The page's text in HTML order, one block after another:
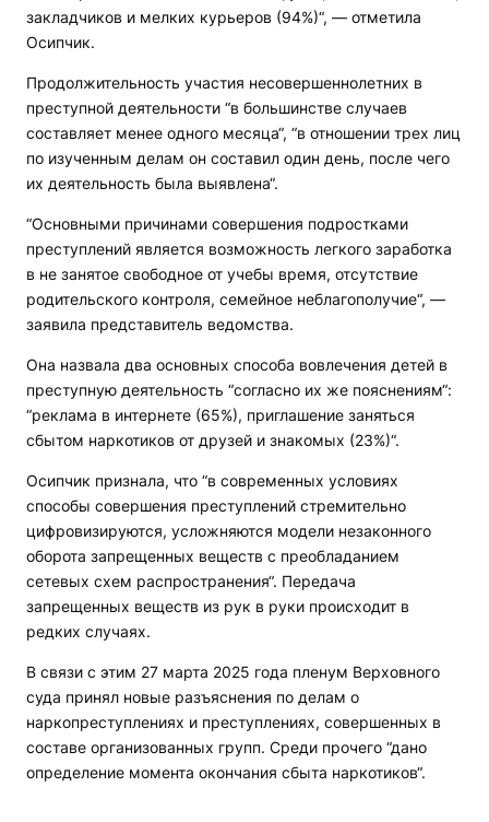
закладчиков и мелких курьеров (94%)“, — отметила
Осипчик.
Продолжительность участия несовершеннолетних в
преступной деятельности “в большинстве случаев
составляет менее одного месяца“, “в отношении трех лиц
по изученным делам он составил один день, после чего
их деятельность была выявлена“.
“Основными причинами совершения подростками
преступлений является возможность легкого заработка
в не занятое свободное от учебы время, отсутствие
родительского контроля, семейное неблагополучие“, —
заявила представитель ведомства.
Она назвала два основных способа вовлечения детей в
преступную деятельность “согласно их же пояснениям“:
“реклама в интернете (65%), приглашение заняться
сбытом наркотиков от друзей и знакомых (23%)“.
Осипчик признала, что “в современных условиях
способы совершения преступлений стремительно
цифровизируются, усложняются модели незаконного
оборота запрещенных веществ с преобладанием
сетевых схем распространения“. Передача
запрещенных веществ из рук в руки происходит в
редких случаях.
В связи с этим 27 марта 2025 года пленум Верховного
суда принял новые разъяснения по делам о
наркопреступлениях и преступлениях, совершенных в
составе организованных групп. Среди прочего “дано
определение момента окончания сбыта наркотиков“.